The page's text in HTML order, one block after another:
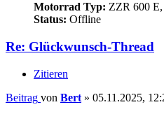
Motorrad Typ: ZZR 600
Status: Offline
Re: Glückwunsch-Thread
Zitieren
Beitrag von Bert » 05.11.2025,